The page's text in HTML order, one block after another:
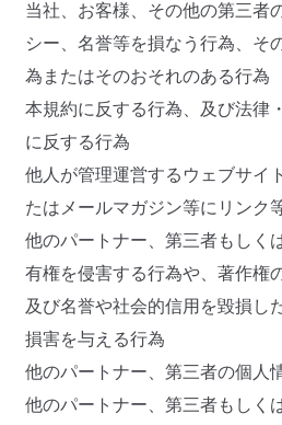
当社、お客様、その他の第三者
シー、名誉等を損なう行為、そ
為またはそのおそれのある行為
本規約に反する行為、及び法律
に反する行為
他人が管理運営するウェブサイ
たはメールマガジン等にリンク
他のパートナー、第三者もしく
有権を侵害する行為や、著作権
及び名誉や社会的信用を毀損し
損害を与える行為
他のパートナー、第三者の個人
他のパートナー、第三者もしく